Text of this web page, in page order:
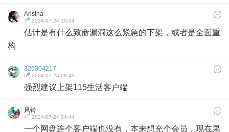
Arisina
7# 2024-07-24 10:04
估计是有什么致命漏洞这么紧急的下架，或者是全面重
构
326304217
6# 2024-07-24 08:43
强烈建议上架115生活客户端
风铃
4# 2024-07-24 04:44
一个网盘连个客户端也没有，本来想充个会员，现在果